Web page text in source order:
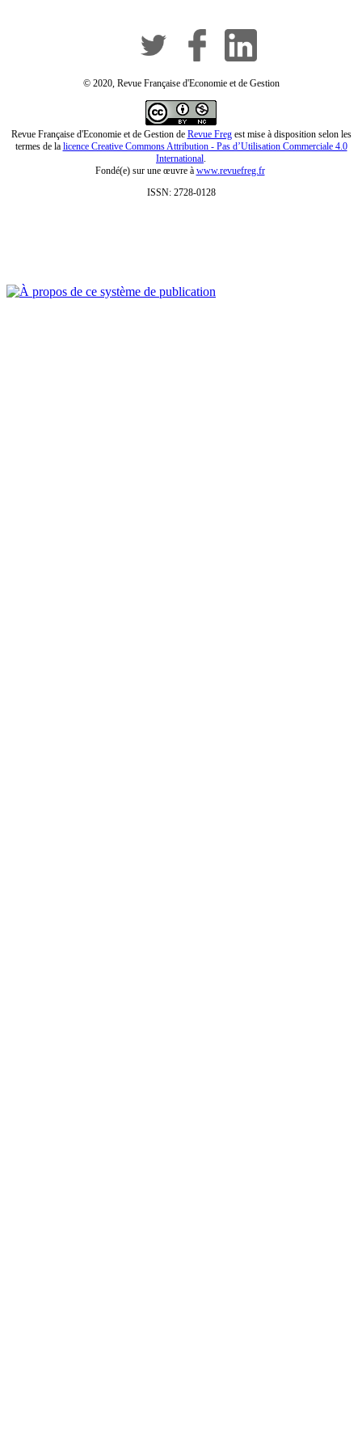
© 2020, Revue Française d'Economie et de Gestion
Revue Française d'Economie et de Gestion de Revue Fregest mise à disposition selon les
termes de la licence Creative Commons Attribution - Pas d’Utilisation Commerciale 4.0
International
Fondé(e) sur une œuvre à www.revuefreg.fr
ISSN: 2728-0128